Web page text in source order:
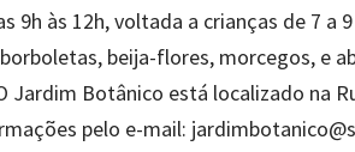
9h às 12h, voltada a crianças de 7 a
beija-flores, morcegos, e
Jardim Botânico está localizado na
pelo e-mail: